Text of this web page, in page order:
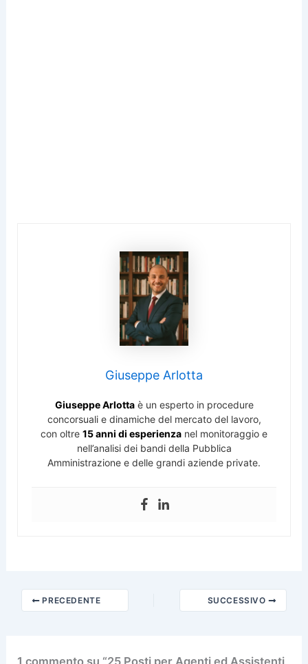
Giuseppe Arlotta
Giuseppe Arlottaè un esperto in procedure
concorsuali e dinamiche del mercato del lavoro,
con oltre 15 anni di esperienza nel monitoraggio e
nell’analisi dei bandi della Pubblica
Amministrazione e delle grandi aziende private.
PRECEDENTE SUCCESSIVO